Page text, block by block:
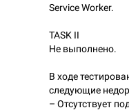
Service Worker.
TASK II
Не выполнено.
В ходе
следующие
– Отсутствует